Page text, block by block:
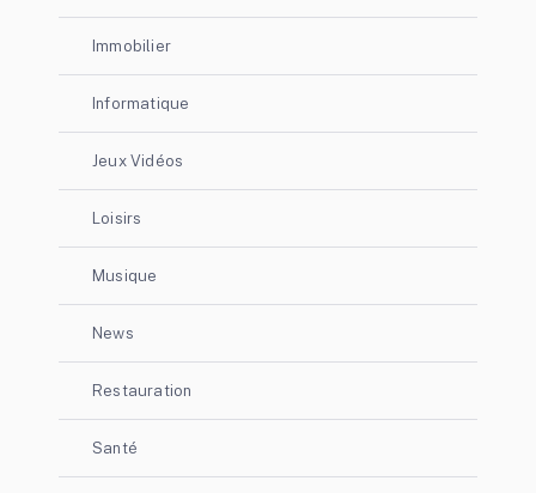
Immobilier
Informatique
Jeux Vidéos
Loisirs
Musique
News
Restauration
Santé